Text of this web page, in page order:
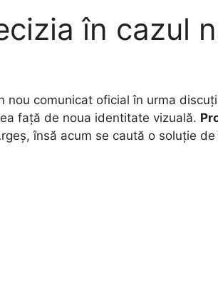
în cazul
nou comunicat oficial în urma
față de noua identitate vizuală.
însă acum se caută o soluție